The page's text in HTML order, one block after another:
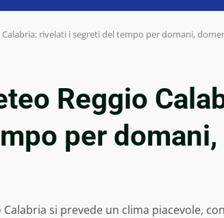
rivelati i segreti del tempo per domani,
Reggio
per
si prevede un clima piacevole,